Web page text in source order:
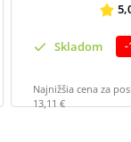
Skladom -
Najnižšia cena za
13,11 €